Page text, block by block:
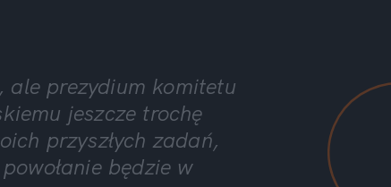
ale prezydium komitetu
jeszcze trochę
przyszłych zadań,
będzie w